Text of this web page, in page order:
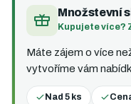
Množstevní
Kupujete více?
Máte zájem o více
vytvoříme vám
Nad 5 ks